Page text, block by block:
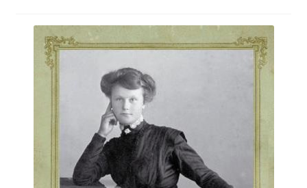
Seminarid
Talvepäevad
Ürituste korraldamine